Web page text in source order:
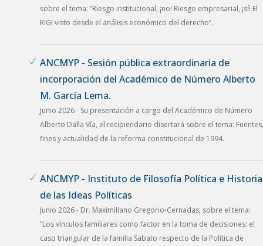
sobre el tema: “Riesgo institucional, ¡no! Riesgo empresarial, ¡sí! El
RIGI visto desde el análisis económico del derecho”.
ANCMYP - Sesión pública extraordinaria de
incorporación del Académico de Número Alberto
M. García Lema.
Junio 2026 - Su presentación a cargo del Académico de Número
Alberto Dalla Vía, el recipiendario disertará sobre el tema: Fuentes,
fines y actualidad de la reforma constitucional de 1994.
ANCMYP - Instituto de Filosofía Política e Historia
de las Ideas Políticas
Junio 2026 - Dr. Maximiliano Gregorio-Cernadas, sobre el tema:
“Los vínculos familiares como factor en la toma de decisiones: el
caso triangular de la familia Sabato respecto de la Política de